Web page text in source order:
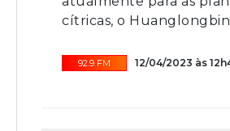
cítricas, o
92.9 FM 12/04/2023 às